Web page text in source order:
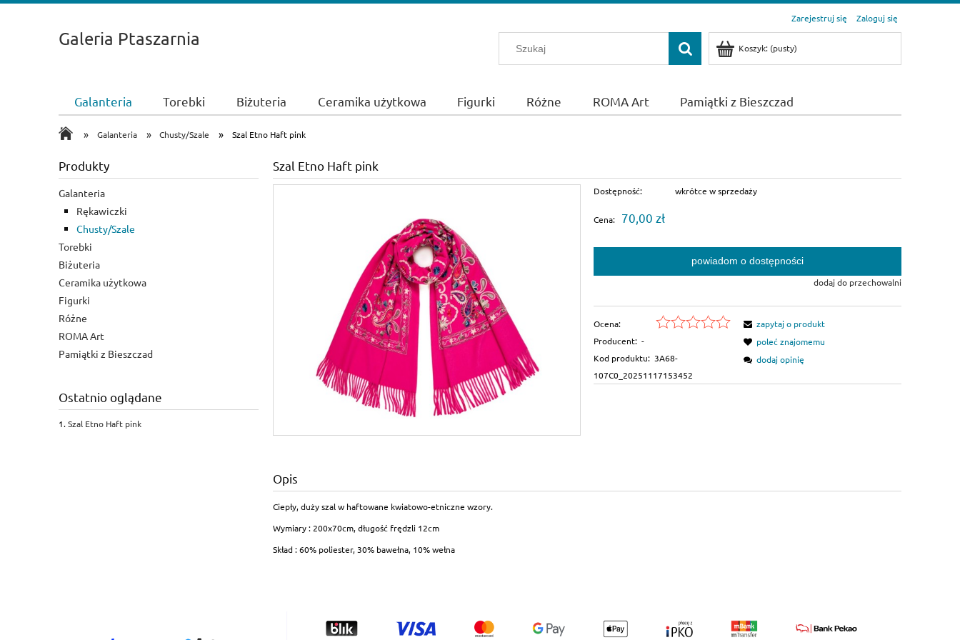
Zarejestruj się Zaloguj się
Galeria Ptaszarnia Koszyk: (pusty)
Galanteria Torebki Biżuteria Ceramika użytkowa Figurki Różne ROMA Art Pamiątki z Bieszczad
» Galanteria » Chusty/Szale » Szal Etno Haft pink
Produkty
Galanteria
Rękawiczki
Chusty/Szale
Torebki
Biżuteria
Ceramika użytkowa
Figurki
Różne
ROMA Art
Pamiątki z Bieszczad
Ostatnio oglądane
Szal Etno Haft pink
Szal Etno Haft pink
Dostępność: wkrótce w sprzedaży
Cena: 70,00 zł
powiadom o dostępności
dodaj do przechowalni
Ocena:
Producent: -
Kod produktu: 3A68-
107C0_20251117153452
zapytaj o produkt
poleć znajomemu
dodaj opinię
Opis
Ciepły, duży szal w haftowane kwiatowo-etniczne wzory.
Wymiary : 200x70cm, długość frędzli 12cm
Skład : 60% poliester, 30% bawełna, 10% wełna